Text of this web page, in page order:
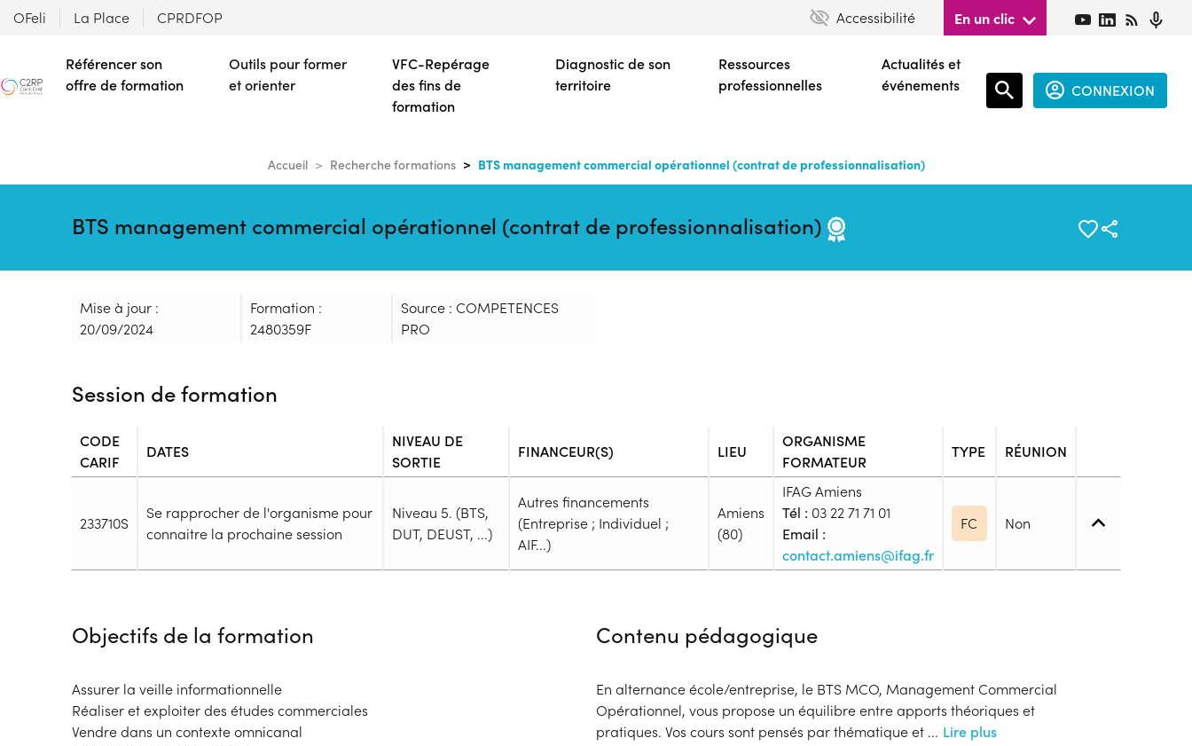
contenu
principal
OFeli La Place CPRDFOP Accessibilité En un clic
Référencer son
offre de formation
Outils pour former
et orienter
VFC-Repérage
des fins de
formation
Diagnostic de son
territoire
Ressources
professionnelles
Actualités et
événements
CONNEXION
Accueil Recherche formations BTS management commercial opérationnel (contrat de professionnalisation)
BTS management commercial opérationnel (contrat de professionnalisation)
Mise à jour :
20/09/2024
Formation :
2480359F
Source : COMPETENCES
PRO
Session de formation
CODE
CARIF
DATES
NIVEAU DE
SORTIE
FINANCEUR(S) LIEU
ORGANISME
FORMATEUR
TYPE RÉUNION
233710S
Se rapprocher de l'organisme pour
connaitre la prochaine session
Niveau 5. (BTS,
DUT, DEUST, ...)
Autres financements
(Entreprise ; Individuel ;
AIF...)
Amiens
(80)
IFAG Amiens
Tél : 03 22 71 71 01
Email :
contact.amiens@ifag.fr
FC Non
Durée en centre :1350h
Rythme :
Temps plein
Prérequis :
Être titulaire d’un baccalauréat ou d’un Niveau 4.
En recherche d'emploi, Tout public
Réunions d'informations
Objectifs de la formation
Assurer la veille informationnelle
Réaliser et exploiter des études commerciales
Vendre dans un contexte omnicanal
Contenu pédagogique
En alternance école/entreprise, le BTS MCO, Management Commercial
Opérationnel, vous propose un équilibre entre apports théoriques et
pratiques. Vos cours sont pensés par thématique et ... Lire plus